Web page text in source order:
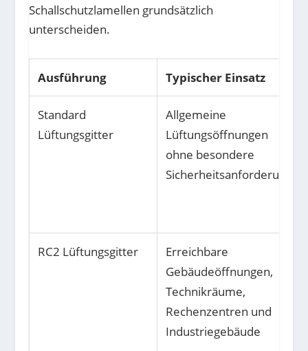
Schallschutzlamellen grundsätzlich
unterscheiden.
Ausführung Typischer Einsatz
Standard
Lüftungsgitter
Allgemeine
Lüftungsöffnungen
ohne besondere
Sicherheitsanforderung
RC2 Lüftungsgitter
Erreichbare
Gebäudeöffnungen,
Technikräume,
Rechenzentren und
Industriegebäude